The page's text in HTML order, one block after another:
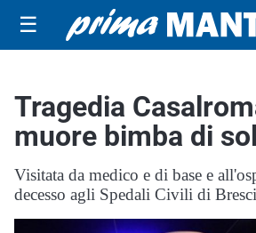
☰
Tragedia
muore bimba di
Visitata da medico e di base e
decesso agli Spedali Civili di